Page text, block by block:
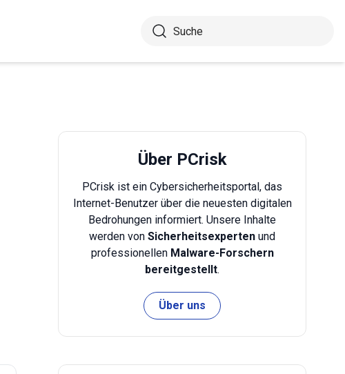
Über PCrisk
PCrisk ist ein Cybersicherheitsportal, das
Internet-Benutzer über die neuesten digitalen
Bedrohungen informiert. Unsere Inhalte
werden von Sicherheitsexperten und
professionellen Malware-Forschern
bereitgestellt.
Über uns